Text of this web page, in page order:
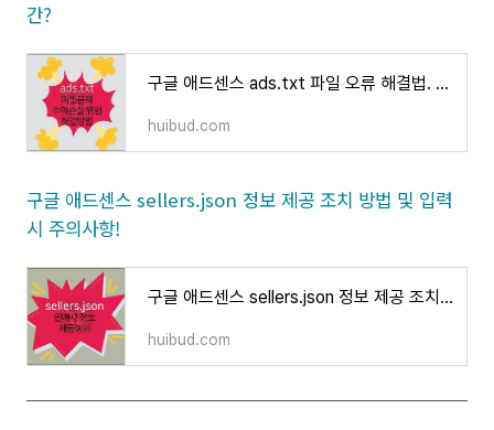
간?
구글 애드센스 ads.txt 파일 오류 해결법. 조치 후 반영 시간?
huibud.com
구글 애드센스 sellers.json 정보 제공 조치 방법 및 입력
시 주의사항!
구글 애드센스 sellers.json 정보 제공 조치 방법 및 입력 시 주의사항!
huibud.com